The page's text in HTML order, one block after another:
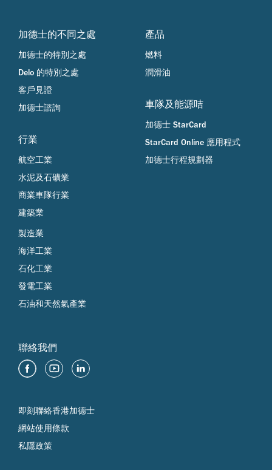
加德士的不同之處
加德士的特別之處
Delo 的特別之處
客戶見證
加德士諮詢
行業
航空工業
水泥及石礦業
商業車隊行業
建築業
製造業
海洋工業
石化工業
發電工業
石油和天然氣產業
產品
燃料
潤滑油
車隊及能源咭
加德士 StarCard
StarCard Online 應用程式
加德士行程規劃器
聯絡我們
即刻聯絡香港加德士
網站使用條款
私隱政策